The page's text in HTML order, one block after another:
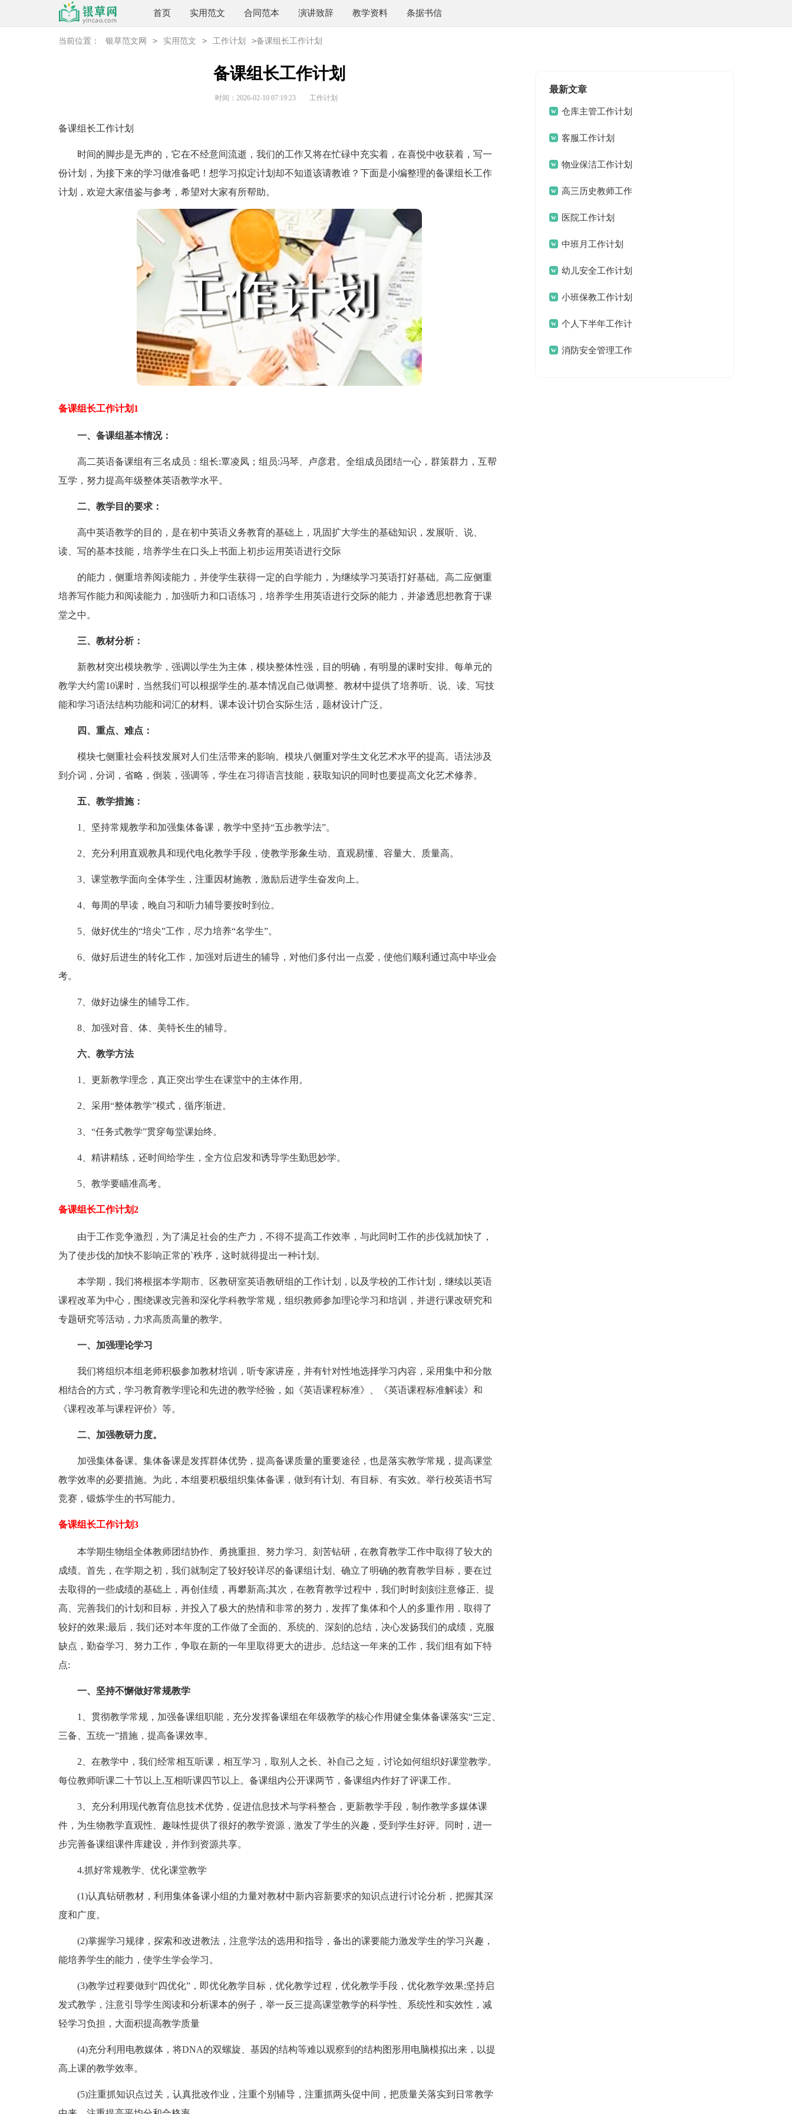
首页 实用范文 合同范本 演讲致辞 教学资料 条据书信
当前位置： 银草范文网 > 实用范文 > 工作计划 >备课组长工作计划
备课组长工作计划
时间：2026-02-10 07:19:23 工作计划
备课组长工作计划
时间的脚步是无声的，它在不经意间流逝，我们的工作又将在忙碌中充实着，在喜悦中收获着，写一
份计划，为接下来的学习做准备吧！想学习拟定计划却不知道该请教谁？下面是小编整理的备课组长工作
计划，欢迎大家借鉴与参考，希望对大家有所帮助。
备课组长工作计划1
一、备课组基本情况：
高二英语备课组有三名成员：组长:覃凌凤；组员:冯琴、卢彦君。全组成员团结一心，群策群力，互帮
互学，努力提高年级整体英语教学水平。
二、教学目的要求：
高中英语教学的目的，是在初中英语义务教育的基础上，巩固扩大学生的基础知识，发展听、说、
读、写的基本技能，培养学生在口头上书面上初步运用英语进行交际
的能力，侧重培养阅读能力，并使学生获得一定的自学能力，为继续学习英语打好基础。高二应侧重
培养写作能力和阅读能力，加强听力和口语练习，培养学生用英语进行交际的能力，并渗透思想教育于课
堂之中。
三、教材分析：
新教材突出模块教学，强调以学生为主体，模块整体性强，目的明确，有明显的课时安排。每单元的
教学大约需10课时，当然我们可以根据学生的.基本情况自己做调整。教材中提供了培养听、说、读、写技
能和学习语法结构功能和词汇的材料。课本设计切合实际生活，题材设计广泛。
四、重点、难点：
模块七侧重社会科技发展对人们生活带来的影响。模块八侧重对学生文化艺术水平的提高。语法涉及
到介词，分词，省略，倒装，强调等，学生在习得语言技能，获取知识的同时也要提高文化艺术修养。
五、教学措施：
1、坚持常规教学和加强集体备课，教学中坚持“五步教学法”。
2、充分利用直观教具和现代电化教学手段，使教学形象生动、直观易懂、容量大、质量高。
3、课堂教学面向全体学生，注重因材施教，激励后进学生奋发向上。
4、每周的早读，晚自习和听力辅导要按时到位。
5、做好优生的“培尖”工作，尽力培养“名学生”。
6、做好后进生的转化工作，加强对后进生的辅导，对他们多付出一点爱，使他们顺利通过高中毕业会
考。
7、做好边缘生的辅导工作。
8、加强对音、体、美特长生的辅导。
六、教学方法
1、更新教学理念，真正突出学生在课堂中的主体作用。
2、采用“整体教学”模式，循序渐进。
3、“任务式教学”贯穿每堂课始终。
4、精讲精练，还时间给学生，全方位启发和诱导学生勤思妙学。
5、教学要瞄准高考。
备课组长工作计划2
由于工作竞争激烈，为了满足社会的生产力，不得不提高工作效率，与此同时工作的步伐就加快了，
为了使步伐的加快不影响正常的`秩序，这时就得提出一种计划。
本学期，我们将根据本学期市、区教研室英语教研组的工作计划，以及学校的工作计划，继续以英语
课程改革为中心，围绕课改完善和深化学科教学常规，组织教师参加理论学习和培训，并进行课改研究和
专题研究等活动，力求高质高量的教学。
一、加强理论学习
我们将组织本组老师积极参加教材培训，听专家讲座，并有针对性地选择学习内容，采用集中和分散
相结合的方式，学习教育教学理论和先进的教学经验，如《英语课程标准》、《英语课程标准解读》和
《课程改革与课程评价》等。
二、加强教研力度。
加强集体备课。集体备课是发挥群体优势，提高备课质量的重要途径，也是落实教学常规，提高课堂
教学效率的必要措施。为此，本组要积极组织集体备课，做到有计划、有目标、有实效。举行校英语书写
竞赛，锻炼学生的书写能力。
备课组长工作计划3
本学期生物组全体教师团结协作、勇挑重担、努力学习、刻苦钻研，在教育教学工作中取得了较大的
成绩。首先，在学期之初，我们就制定了较好较详尽的备课组计划、确立了明确的教育教学目标，要在过
去取得的一些成绩的基础上，再创佳绩，再攀新高;其次，在教育教学过程中，我们时时刻刻注意修正、提
高、完善我们的计划和目标，并投入了极大的热情和非常的努力，发挥了集体和个人的多重作用，取得了
较好的效果;最后，我们还对本年度的工作做了全面的、系统的、深刻的总结，决心发扬我们的成绩，克服
缺点，勤奋学习、努力工作，争取在新的一年里取得更大的进步。总结这一年来的工作，我们组有如下特
点:
一、坚持不懈做好常规教学
1、贯彻教学常规，加强备课组职能，充分发挥备课组在年级教学的核心作用健全集体备课落实“三定、
三备、五统一”措施，提高备课效率。
2、在教学中，我们经常相互听课，相互学习，取别人之长、补自己之短，讨论如何组织好课堂教学。
每位教师听课二十节以上,互相听课四节以上。备课组内公开课两节，备课组内作好了评课工作。
3、充分利用现代教育信息技术优势，促进信息技术与学科整合，更新教学手段，制作教学多媒体课
件，为生物教学直观性、趣味性提供了很好的教学资源，激发了学生的兴趣，受到学生好评。同时，进一
步完善备课组课件库建设，并作到资源共享。
4.抓好常规教学、优化课堂教学
(1)认真钻研教材，利用集体备课小组的力量对教材中新内容新要求的知识点进行讨论分析，把握其深
度和广度。
(2)掌握学习规律，探索和改进教法，注意学法的选用和指导，备出的课要能力激发学生的学习兴趣，
能培养学生的能力，使学生学会学习。
(3)教学过程要做到“四优化”，即优化教学目标，优化教学过程，优化教学手段，优化教学效果;坚持启
发式教学，注意引导学生阅读和分析课本的例子，举一反三提高课堂教学的科学性、系统性和实效性，减
轻学习负担，大面积提高教学质量
(4)充分利用电教媒体，将DNA的双螺旋、基因的结构等难以观察到的结构图形用电脑模拟出来，以提
高上课的教学效率。
(5)注重抓知识点过关，认真批改作业，注重个别辅导，注重抓两头促中间，把质量关落实到日常教学
最新文章
仓库主管工作计划
客服工作计划
物业保洁工作计划
高三历史教师工作
计划医院工作计划
中班月工作计划
幼儿安全工作计划
小班保教工作计划
个人下半年工作计
划 消防安全管理工作